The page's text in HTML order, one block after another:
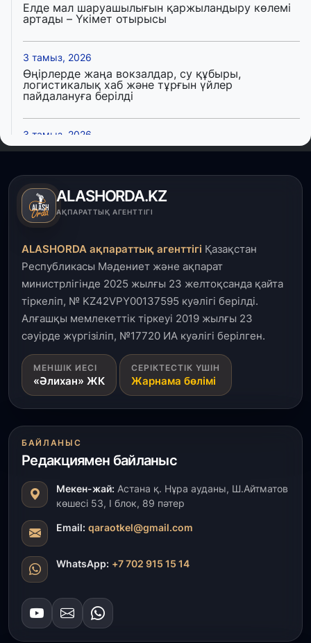
Елде мал шаруашылығын қаржыландыру көлемі
артады – Үкімет отырысы
3 тамыз, 2026
Өңірлерде жаңа вокзалдар, су құбыры,
логистикалық хаб және тұрғын үйлер
пайдалануға берілді
3 тамыз, 2026
Қызылордада 300 орындық аурухана,
салынып жатыр
1 тамыз, 2026
31 шілде, 2026
Ақмола облысындағы кездесуде кәсіпкерлер мен
ұстаздар «Әділет» партиясына өз ұсыныстарын
айтты
31 шілде, 2026
ҚР Президенті Орталық Азия елдеріне
ұзақмерзімді ынтымақтастық жоспарын әзірлеуді
ұсынды
«Ауыл аманаты»: Түркістанда 30,2 млрд теңгеге
4 223 жоба қаржыландырылды
31 шілде, 2026
толық ауыз сумен қамтылды
30 шілде, 2026
Түркістанда «Арыс-2» және Темір ауылының
30 шілде, 2026
ALASHORDA.KZ
АҚПАРАТТЫҚ АГЕНТТІГІ
ALASHORDA ақпараттық агенттігі Қазақстан
Республикасы Мәдениет және ақпарат
министрлігінде 2025 жылғы 23 желтоқсанда қайта
тіркеліп, № KZ42VPY00137595 куәлігі берілді.
Алғашқы мемлекеттік тіркеуі 2019 жылғы 23
сәуірде жүргізіліп, №17720 ИА куәлігі берілген.
МЕНШІК ИЕСІ
«Әлихан» ЖК
СЕРІКТЕСТІК ҮШІН
Жарнама бөлімі
БАЙЛАНЫС
Редакциямен байланыс
Мекен-жай: Астана қ. Нұра ауданы, Ш.Айтматов
көшесі 53, І блок, 89 пәтер
Email: qaraotkel@gmail.com
WhatsApp: +7 702 915 15 14